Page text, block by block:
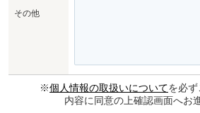
その他
※個人情報の取扱いについてを必ず
内容に同意の上確認画面へお